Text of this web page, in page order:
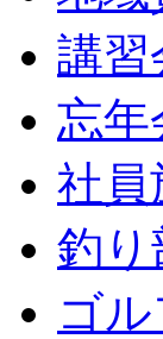
講習
忘年
社員
釣り
ゴ